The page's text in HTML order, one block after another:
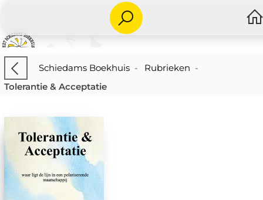
Schiedams Boekhuis- Rubrieken -
Tolerantie & Acceptatie